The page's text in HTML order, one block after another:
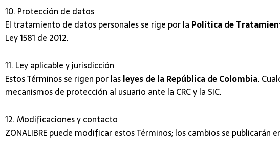
10. Protección de datos
El tratamiento de datos personales se rige por la Política de
Ley 1581 de 2012.
11. Ley aplicable y jurisdicción
Estos Términos se rigen por lasleyes de la República de Colombia.
mecanismos de protección al usuario ante la CRC y la SIC.
12. Modificaciones y contacto
ZONALIBRE puede modificar estos Términos; los cambios se publicarán